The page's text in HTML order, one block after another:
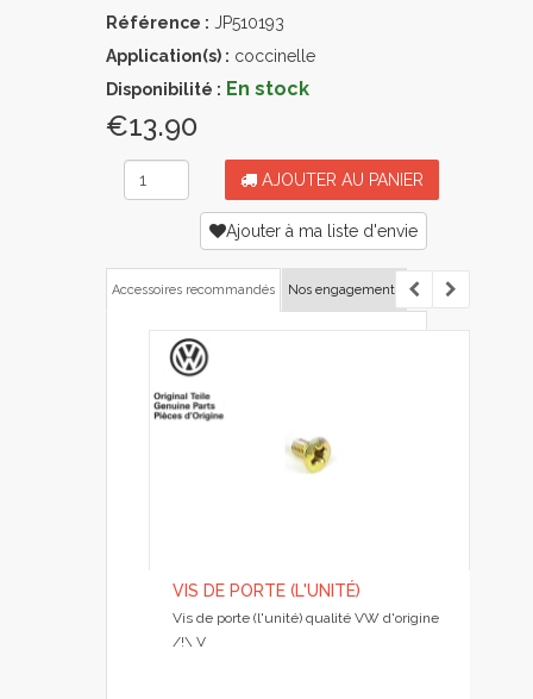
Référence : JP510193
Application(s) : coccinelle
Disponibilité : En stock
€13.90
AJOUTER AU PANIER
Ajouter à ma liste d'envie
Accessoires recommandés Nos engagements
VIS DE PORTE (L'UNITÉ)
Vis de porte (l'unité) qualité VW d'origine
/!\ V